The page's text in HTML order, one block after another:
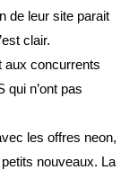
de leur site parait
clair.
aux concurrents
qui n’ont pas
les offres neon,
nouveaux. La